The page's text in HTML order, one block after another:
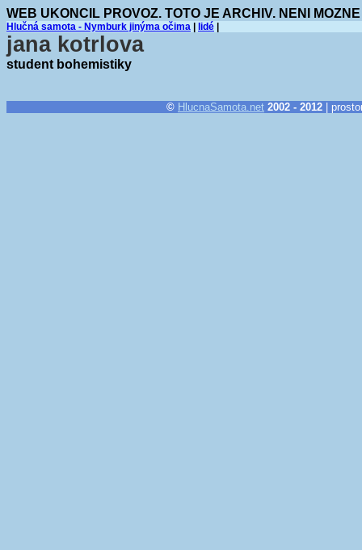
WEB UKONCIL PROVOZ. TOTO JE ARCHIV. NENI
Hlučná samota - Nymburk jinýma očima lidé
jana kotrlova
student bohemistiky
© HlucnaSamota.net 2002 - 2012 |